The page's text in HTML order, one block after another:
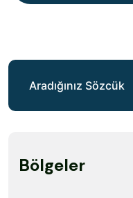
Bölgeler